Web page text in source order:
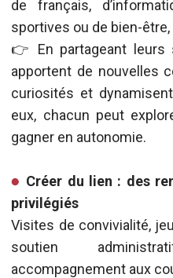
de français,
sportives ou de bien-
👉 En partageant leurs
apportent de nouvelles
curiosités et
eux, chacun peut
gagner en autonomie.
Créer du lien : des
privilégiés
Visites de convivialité,
soutien
accompagnement aux